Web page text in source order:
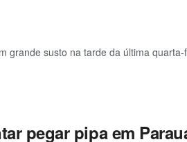
grande susto na tarde da última
pegar pipa em